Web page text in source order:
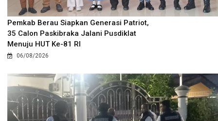
Pemkab Berau Siapkan Generasi Patriot,
35 Calon Paskibraka Jalani Pusdiklat
Menuju HUT Ke-81 RI
06/08/2026